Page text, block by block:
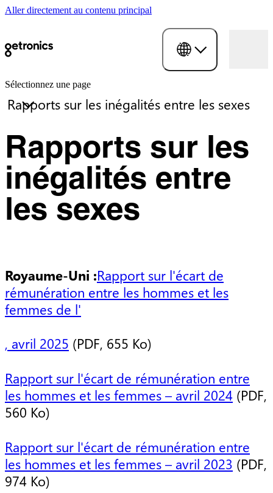
Aller directement au contenu principal
Sélectionnez une page
Rapports sur les
inégalités entre
les sexes
Royaume-Uni :Rapport sur l'écart de
rémunération entre les hommes et les
femmes de l'
, avril 2025 (PDF, 655 Ko)
Rapport sur l'écart de rémunération entre
les hommes et les femmes – avril 2024 (PDF,
560 Ko)
Rapport sur l'écart de rémunération entre
les hommes et les femmes – avril 2023 (PDF,
974 Ko)